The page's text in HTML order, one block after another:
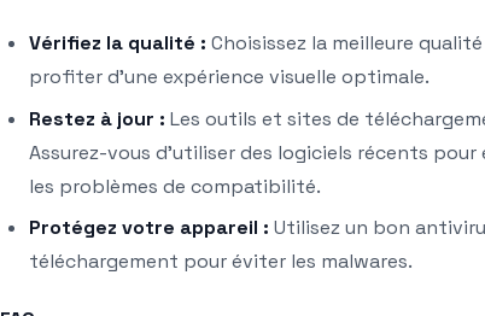
Vérifiez la qualité : Choisissez la meilleure
profiter d’une expérience visuelle optimale.
Restez à jour : Les outils et sites de
Assurez-vous d’utiliser des logiciels récents
les problèmes de compatibilité.
Protégez votre appareil : Utilisez un bon
téléchargement pour éviter les malwares.